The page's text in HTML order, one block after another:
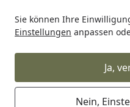
Sie können Ihre
Einstellungen anpassen
Ja,
Nein,
Startseite
Grill Weber Tubing
Weber Tubing